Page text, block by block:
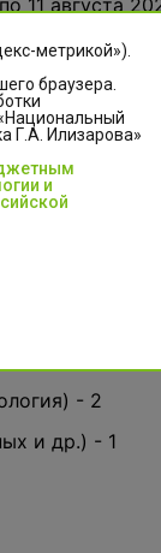
11 августа
августа 2025 г.
- 2
и др.) - 1
метрикой»).
браузера.
Г.А. Илизарова»
и